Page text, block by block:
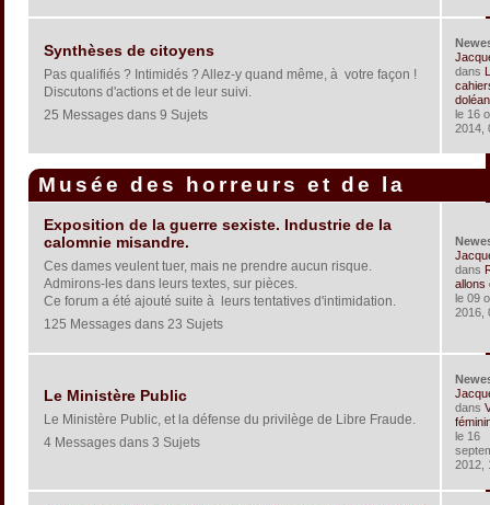
Synthèses de citoyens
Pas qualifiés ? Intimidés ? Allez-y quand même, à votre façon !
Discutons d'actions et de leur suivi.
25 Messages dans 9 Sujets
dans
le 16
2014,
Musée des horreurs et de la
corruption
Exposition de la guerre sexiste. Industrie de la
calomnie misandre.
Ces dames veulent tuer, mais ne prendre aucun risque.
Admirons-les dans leurs textes, sur pièces.
Ce forum a été ajouté suite à leurs tentatives d'intimidation.
125 Messages dans 23 Sujets
dans
allons
le 09
2016,
Le Ministère Public
Le Ministère Public, et la défense du privilège de Libre Fraude.
4 Messages dans 3 Sujets
dans
le 16
2012,